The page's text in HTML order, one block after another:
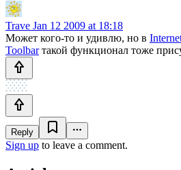
Trave Jan 12 2009 at 18:18
Может кого-то и удивлю, но в
Toolbarтакой функционал тоже
Reply
Sign up to leave a comment.